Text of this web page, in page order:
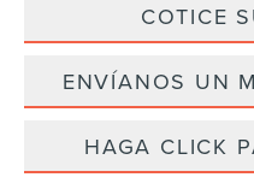
COTICE
ENVÍANOS UN
HAGA CLICK